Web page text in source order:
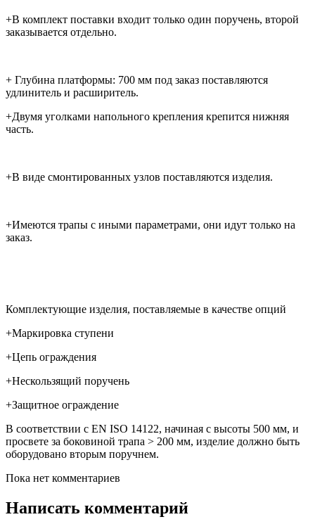
+В комплект поставки входит только один поручень, второй
заказывается отдельно.
+ Глубина платформы: 700 мм под заказ поставляются
удлинитель и расширитель.
+Двумя уголками напольного крепления крепится нижняя
часть.
+В виде смонтированных узлов поставляются изделия.
+Имеются трапы с иными параметрами, они идут только на
заказ.
Комплектующие изделия, поставляемые в качестве опций
+Маркировка ступени
+Цепь ограждения
+Нескользящий поручень
+Защитное ограждение
В соответствии с EN ISO 14122, начиная с высоты 500 мм, и
просвете за боковиной трапа > 200 мм, изделие должно быть
оборудовано вторым поручнем.
Пока нет комментариев
Написать комментарий